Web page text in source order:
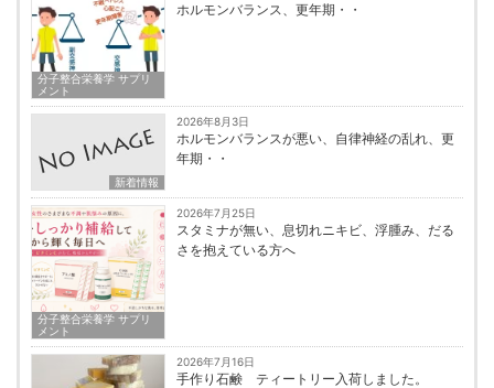
分子整合栄養学 サプリ
メント
ホルモンバランス、更年期・・
新着情報
2026年8月3日
ホルモンバランスが悪い、自律神経の乱れ、更
年期・・
分子整合栄養学 サプリ
メント
2026年7月25日
スタミナが無い、息切れニキビ、浮腫み、だる
さを抱えている方へ
2026年7月16日
手作り石鹸 ティートリー入荷しました。